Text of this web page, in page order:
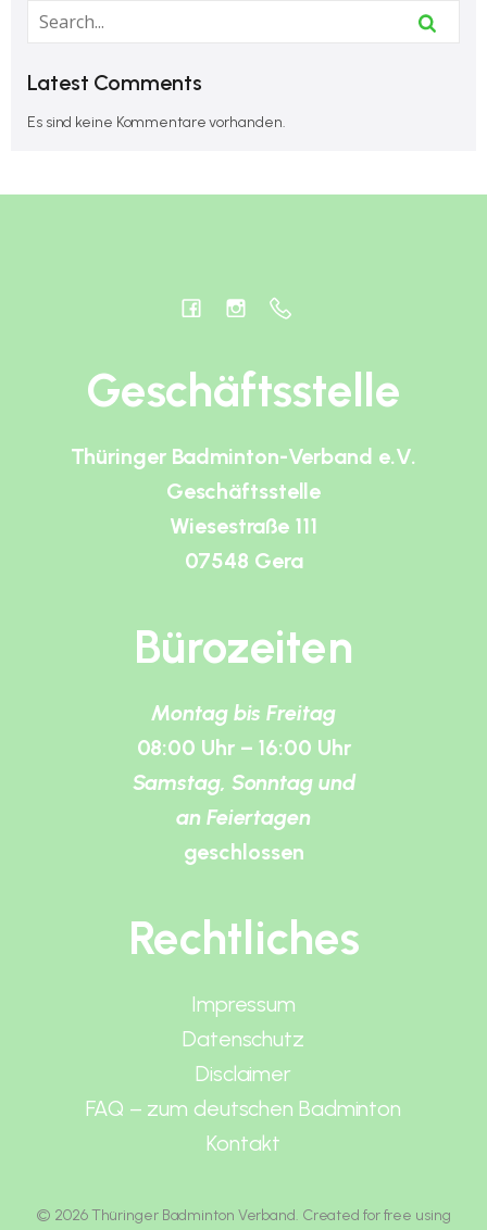
Latest Comments
Es sind keine Kommentare vorhanden.
Geschäftsstelle
Thüringer Badminton-Verband e.V.
Geschäftsstelle
Wiesestraße 111
07548 Gera
Bürozeiten
Montag bis Freitag
08:00 Uhr – 16:00 Uhr
Samstag, Sonntag und
an Feiertagen
geschlossen
Rechtliches
Impressum
Datenschutz
Disclaimer
FAQ – zum deutschen Badminton
Kontakt
© 2026 Thüringer Badminton Verband. Created for free using